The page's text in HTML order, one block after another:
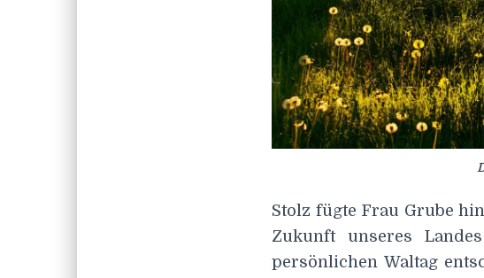
Stolz fügte Frau Grube
Zukunft unseres
persönlichen Waltag